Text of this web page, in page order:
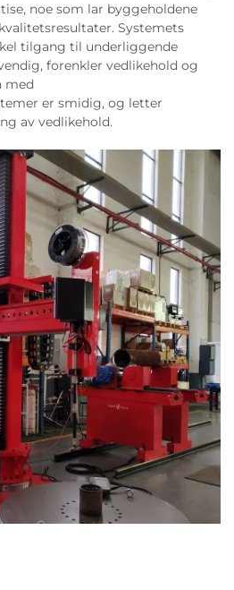
noe som lar byggeholdene
Systemets
tilgang til underliggende
forenkler vedlikehold og
med
er smidig, og letter
av vedlikehold.